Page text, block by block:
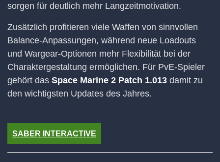
sorgen für deutlich mehr Langzeitmotivation.
Zusätzlich profitieren viele Waffen von sinnvollen
Balance-Anpassungen, während neue Loadouts
und Wargear-Optionen mehr Flexibilität bei der
Charaktergestaltung ermöglichen. Für PvE-Spieler
gehört das Space Marine 2 Patch 1.013 damit zu
den wichtigsten Updates des Jahres.
SABER INTERACTIVE